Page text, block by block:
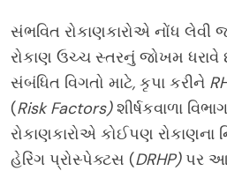
સંભવિત રોકાણકારોએ નોંધ લેવી
રોકાણ ઉચ્ચ સ્તરનું જોખમ
સંબંધિત વિગતો માટે, કૃપા કરીને
(Risk Factors)શીર્ષકવાળા
રોકાણકારોએ કોઈપણ રોકાણના
હેરિંગ પ્રોસ્પેક્ટસ (DRHP) પર